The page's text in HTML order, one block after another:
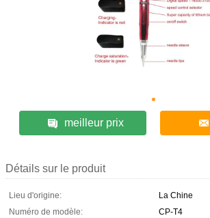
meilleur prix
Détails sur le produit
Lieu d'origine:
La Chine
Numéro de modèle:
CP-T4